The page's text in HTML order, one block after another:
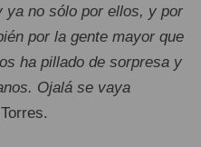
ya no sólo por ellos, y por
por la gente mayor que
ha pillado de sorpresa y
Ojalá se vaya